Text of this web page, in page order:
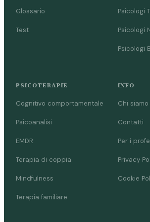
Glossario
Test
Psicologi
Psicologi
Psicologi
PSICOTERAPIE
Cognitivo comportamentale
Psicoanalisi
EMDR
Terapia di coppia
Mindfulness
Terapia familiare
INFO
Chi siamo
Contatti
Per i
Privacy
Cookie